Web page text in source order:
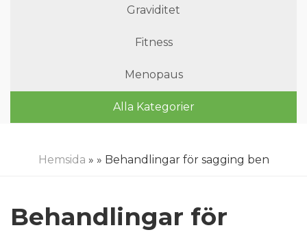
Graviditet
Fitness
Menopaus
Alla Kategorier
Hemsida » » Behandlingar för sagging ben
Behandlingar för